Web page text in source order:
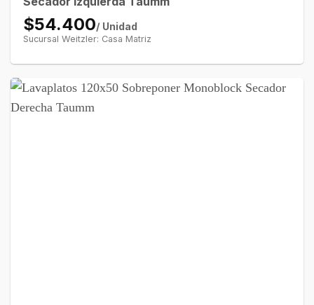
$54.400/ Unidad
Sucursal Weitzler: Casa Matriz